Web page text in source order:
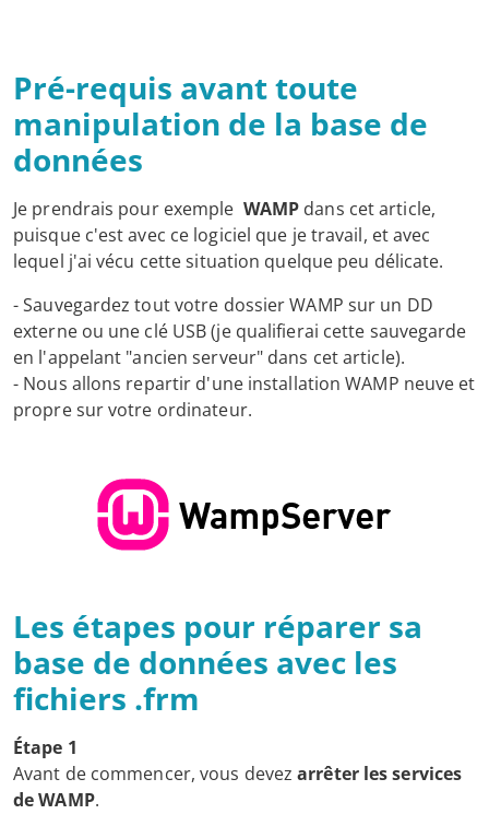
Pré-requis avant toute
manipulation de la base de
données
Je prendrais pour exemple WAMP dans cet article,
puisque c'est avec ce logiciel que je travail, et avec
lequel j'ai vécu cette situation quelque peu délicate.
- Sauvegardez tout votre dossier WAMP sur un DD
externe ou une clé USB (je qualifierai cette sauvegarde
en l'appelant "ancien serveur" dans cet article).
- Nous allons repartir d'une installation WAMP neuve et
propre sur votre ordinateur.
Les étapes pour réparer sa
base de données avec les
fichiers .frm
Étape 1
Avant de commencer, vous devezarrêter les services
de WAMP.